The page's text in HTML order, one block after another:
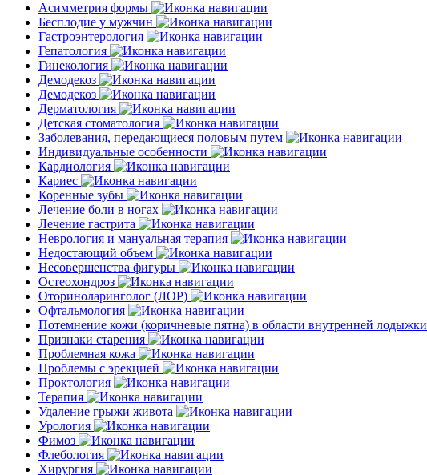
Асимметрия формы
Бесплодие у мужчин
Гастроэнтерология
Гепатология
Гинекология
Демодекоз
Демодекоз
Дерматология
Детская стоматология
Заболевания, передающиеся половым путем
Индивидуальные особенности
Кардиология
Кариес
Коренные зубы
Лечение боли в ногах
Лечение гастрита
Неврология и мануальная терапия
Недостающий объем
Несовершенства фигуры
Остеохондроз
Оториноларинголог (ЛОР)
Офтальмология
Потемнение кожи (коричневые пятна) в области внутренней лодыжки
Признаки старения
Проблемная кожа
Проблемы с эрекцией
Проктология
Терапия
Удаление грыжи живота
Урология
Фимоз
Флебология
Хирургия